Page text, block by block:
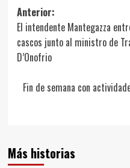
Navegación
de
entradas
Anterior:
El intendente Mantegazza
cascos junto al ministro de
D’Onofrio
Fin de semana con
Más historias